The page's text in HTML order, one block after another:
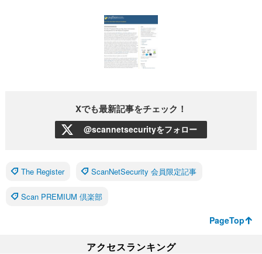
Xでも最新記事をチェック！
@scannetsecurityをフォロー
The Register ScanNetSecurity 会員限定記事
Scan PREMIUM 倶楽部
PageTop
アクセスランキング